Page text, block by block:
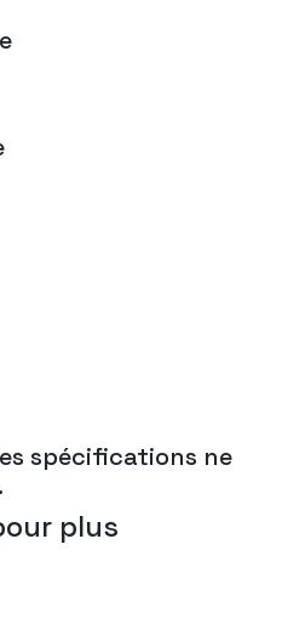
spécifications ne
plus